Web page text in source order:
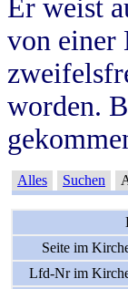
Er weist
von einer
worden.
Alles Suchen
Seite im
Lfd-Nr im